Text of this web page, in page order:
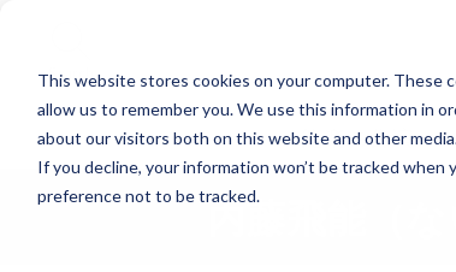
This website stores cookies on your computer.
allow us to remember you. We use this information in
about our visitors both on this website and other
If you decline, your information won’t be tracked
preference not to be tracked.
Search
能楽の公演
内藤飛能（